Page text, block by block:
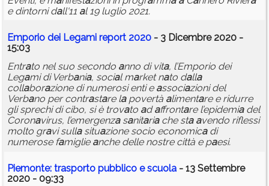
e dintorni dall'11 al 19 luglio 2021.
Emporio dei Legami report 2020 - 3 Dicembre 2020 -
15:03
Entrato nel suo secondo anno di vita, l’Emporio dei
Legami di Verbania, social market nato dalla
collaborazione di numerosi enti e associazioni del
Verbano per contrastare lapovertà alimentare e ridurre
gli sprechi di cibo, si è trovato adaffrontare l’epidemiadel
Coronavirus, l’emergenzasanitariache sta avendo riflessi
molto gravi sullasituazione socio economicadi
numerose famiglie anche delle nostre città e paesi.
Piemonte: trasporto pubblico e scuola - 13 Settembre
2020 - 09:33